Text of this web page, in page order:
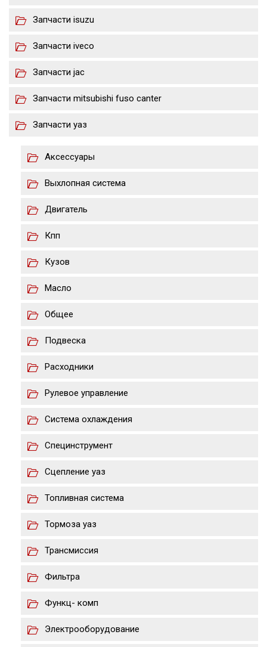
Запчасти isuzu
Запчасти iveco
Запчасти jac
Запчасти mitsubishi fuso canter
Запчасти уаз
Аксессуары
Выхлопная система
Двигатель
Кпп
Кузов
Масло
Общее
Подвеска
Расходники
Рулевое управление
Система охлаждения
Специнструмент
Сцепление уаз
Топливная система
Тормоза уаз
Трансмиссия
Фильтра
Функц- комп
Электрооборудование